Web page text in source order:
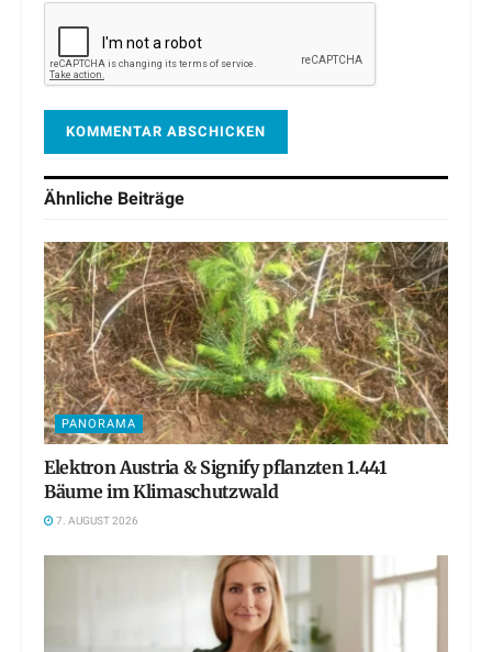
Ähnliche Beiträge
PANORAMA
Elektron Austria & Signify pflanzten 1.441
Bäume im Klimaschutzwald
7. AUGUST 2026